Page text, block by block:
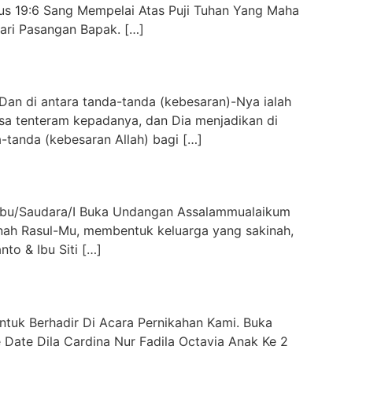
19:6 Sang Mempelai Atas Puji Tuhan Yang Maha
Pasangan Bapak. […]
di antara tanda-tanda (kebesaran)-Nya ialah
tenteram kepadanya, dan Dia menjadikan di
tanda (kebesaran Allah) bagi […]
Saudara/I Buka Undangan Assalammualaikum
Rasul-Mu, membentuk keluarga yang sakinah,
& Ibu Siti […]
Berhadir Di Acara Pernikahan Kami. Buka
Dila Cardina Nur Fadila Octavia Anak Ke 2